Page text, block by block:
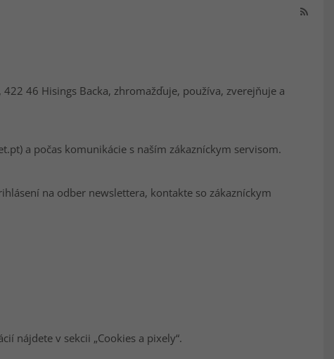
46 Hisings Backa, zhromažďuje, používa, zverejňuje a
a počas komunikácie s naším zákazníckym servisom.
na odber newslettera, kontakte so zákazníckym
nájdete v sekcii „Cookies a pixely“.